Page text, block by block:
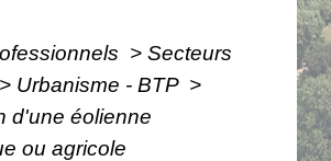
> Secteurs
> Urbanisme - BTP >
d'une éolienne
ou agricole